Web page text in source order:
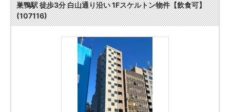
巣鴨駅 徒歩3分 白山通り沿い 1Fスケルトン物件【飲食可】
(107116)